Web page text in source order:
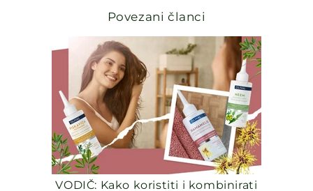
Povezani članci
VODIČ: Kako koristiti i kombinirati